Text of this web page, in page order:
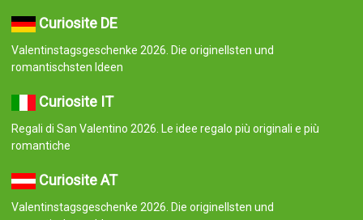
Curiosite DE
Valentinstagsgeschenke 2026. Die originellsten und
romantischsten Ideen
Curiosite IT
Regali di San Valentino 2026. Le idee regalo più originali e più
romantiche
Curiosite AT
Valentinstagsgeschenke 2026. Die originellsten und